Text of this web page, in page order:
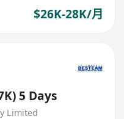
$26K-28K/月
5 Days
Limited